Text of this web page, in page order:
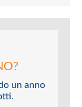
un anno